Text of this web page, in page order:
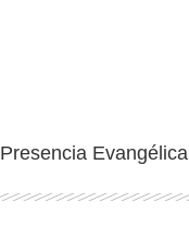
Presencia Evangélica